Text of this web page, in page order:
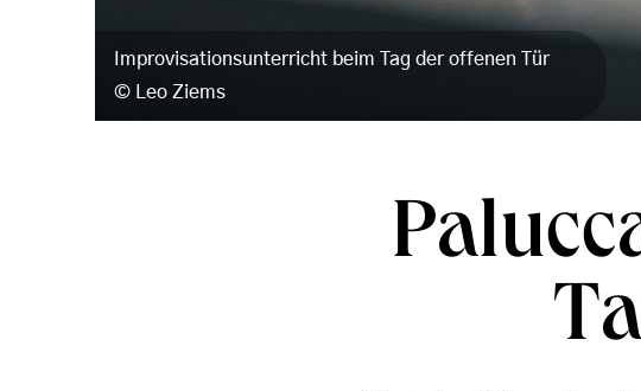
Improvisationsunterricht beim Tag der offenen Tür
Leo Ziems